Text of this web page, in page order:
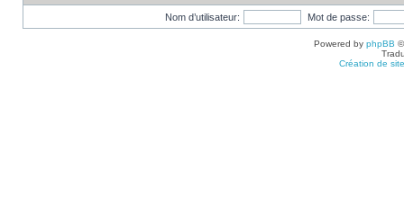
Nom d’utilisateur: Mot de passe:
Powered by phpBB
Création de